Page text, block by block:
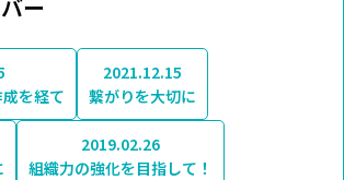
ー
を経て
2021.12.15
繋がりを大切に
2019.02.26
組織力の強化を目指して！